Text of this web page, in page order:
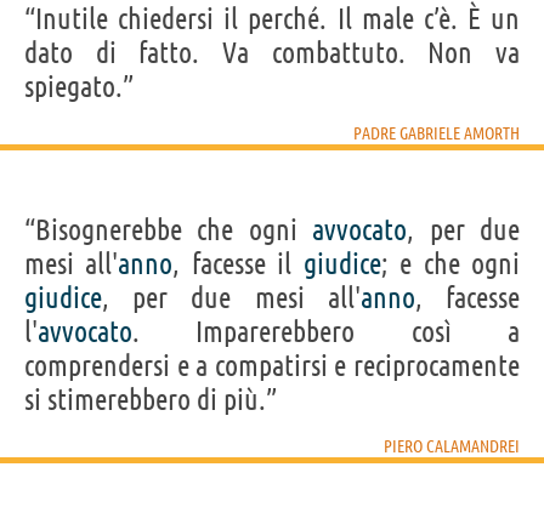
“Inutile chiedersi il perché. Il male c’è. È un
dato di fatto. Va combattuto. Non va
spiegato.”
PADRE GABRIELE AMORTH
“Bisognerebbe che ogni avvocato, per due
mesi all'anno, facesse il giudice; e che ogni
giudice, per due mesi all'anno, facesse
l'avvocato. Imparerebbero così a
comprendersi e a compatirsi e reciprocamente
si stimerebbero di più.”
PIERO CALAMANDREI